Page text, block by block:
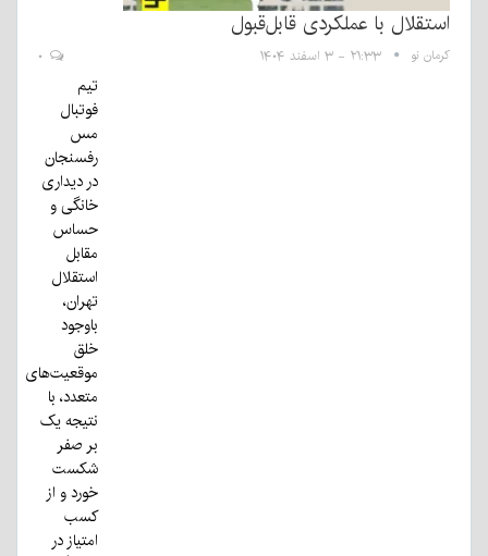
استقلال با عملکردی قابل‌قبول
کرمان نو ۲۱:۳۳ - ۳ اسفند ۱۴۰۴
تیم
فوتبال
مس
رفسنجان
در دیداری
خانگی و
حساس
مقابل
استقلال
تهران،
باوجود
خلق
موقعیت‌های
متعدد، با
نتیجه یک
بر صفر
شکست
خورد و از
کسب
امتیاز در